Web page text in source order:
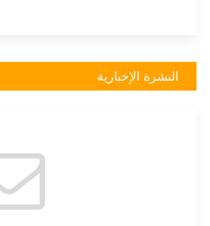
النشرة الإخبارية